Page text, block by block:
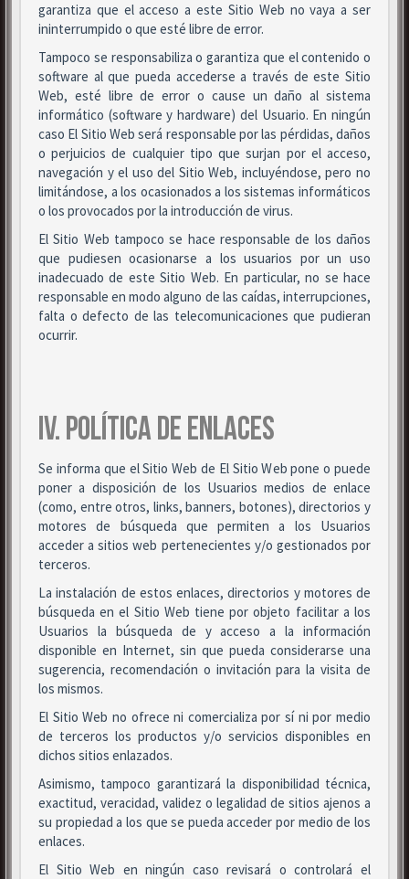
garantiza que el acceso a este Sitio Web no vaya a ser
ininterrumpido o que esté libre de error.
Tampoco se responsabiliza o garantiza que el contenido o
software al que pueda accederse a través de este Sitio
Web, esté libre de error o cause un daño al sistema
informático (software y hardware) del Usuario. En ningún
caso El Sitio Web será responsable por las pérdidas, daños
o perjuicios de cualquier tipo que surjan por el acceso,
navegación y el uso del Sitio Web, incluyéndose, pero no
limitándose, a los ocasionados a los sistemas informáticos
o los provocados por la introducción de virus.
El Sitio Web tampoco se hace responsable de los daños
que pudiesen ocasionarse a los usuarios por un uso
inadecuado de este Sitio Web. En particular, no se hace
responsable en modo alguno de las caídas, interrupciones,
falta o defecto de las telecomunicaciones que pudieran
ocurrir.
IV. POLÍTICA DE ENLACES
Se informa que el Sitio Web de El Sitio Web pone o puede
poner a disposición de los Usuarios medios de enlace
(como, entre otros, links, banners, botones), directorios y
motores de búsqueda que permiten a los Usuarios
acceder a sitios web pertenecientes y/o gestionados por
terceros.
La instalación de estos enlaces, directorios y motores de
búsqueda en el Sitio Web tiene por objeto facilitar a los
Usuarios la búsqueda de y acceso a la información
disponible en Internet, sin que pueda considerarse una
sugerencia, recomendación o invitación para la visita de
los mismos.
El Sitio Web no ofrece ni comercializa por sí ni por medio
de terceros los productos y/o servicios disponibles en
dichos sitios enlazados.
Asimismo, tampoco garantizará la disponibilidad técnica,
exactitud, veracidad, validez o legalidad de sitios ajenos a
su propiedad a los que se pueda acceder por medio de los
enlaces.
El Sitio Web en ningún caso revisará o controlará el